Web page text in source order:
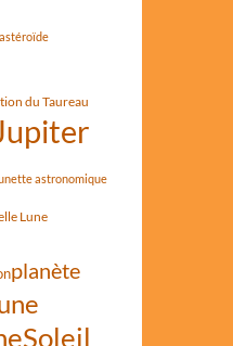
astéroïde
du Taureau
astronomique
Lune
planète
Soleil